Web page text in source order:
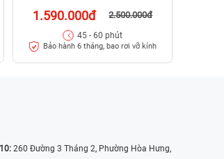
1.590.000đ 2.500.000đ
45 - 60 phút
Bảo hành 6 tháng, bao rơi vỡ kính
260 Đường 3 Tháng 2, Phường Hòa Hưng,